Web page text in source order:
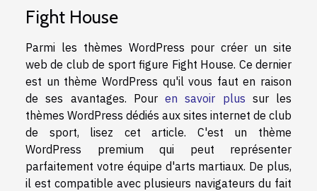
Fight House
Parmi les thèmes WordPress pour créer un site
web de club de sport figure Fight House. Ce dernier
est un thème WordPress qu'il vous faut en raison
de ses avantages. Pour en savoir plus sur les
thèmes WordPress dédiés aux sites internet de club
de sport, lisez cet article. C'est un thème
WordPress premium qui peut représenter
parfaitement votre équipe d'arts martiaux. De plus,
il est compatible avec plusieurs navigateurs du fait